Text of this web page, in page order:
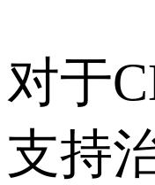
对于
支持